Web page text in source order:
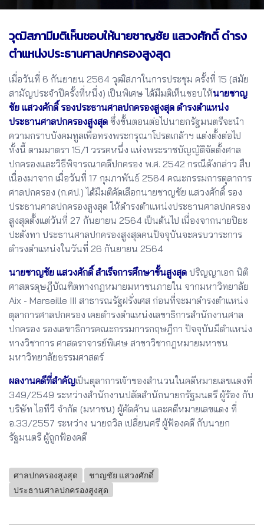
วุฒิสภามีมติเห็นชอบให้นายชาญชัย แสวงศักดิ์ ดำรง
ตำแหน่งประธานศาลปกครองสูงสุด
เมื่อวันที่ 6 กันยายน 2564 วุฒิสภาในการประชุม ครั้งที่ 15 (สมัย
สามัญประจำปีครั้งที่หนึ่ง) เป็นพิเศษ ได้มีมติเห็นชอบให้นายชาญ
ชัย แสวงศักดิ์ รองประธานศาลปกครองสูงสุด ดำรงตำแหน่ง
ประธานศาลปกครองสูงสุด ซึ่งขั้นตอนต่อไปนายกรัฐมนตรีจะนำ
ความกราบบังคมทูลเพื่อทรงพระกรุณาโปรดเกล้าฯ แต่งตั้งต่อไป
ทั้งนี้ ตามมาตรา 15/1 วรรคหนึ่ง แห่งพระราชบัญญัติจัดตั้งศาล
ปกครองและวิธีพิจารณาคดีปกครอง พ.ศ. 2542 กรณีดังกล่าว สืบ
เนื่องมาจาก เมื่อวันที่ 17 กุมภาพันธ์ 2564 คณะกรรมการตุลาการ
ศาลปกครอง (ก.ศป.) ได้มีมติคัดเลือกนายชาญชัย แสวงศักดิ์ รอง
ประธานศาลปกครองสูงสุด ให้ดำรงตำแหน่งประธานศาลปกครอง
สูงสุดตั้งแต่วันที่ 27 กันยายน 2564 เป็นต้นไป เนื่องจากนายปิยะ
ปะตังทา ประธานศาลปกครองสูงสุดคนปัจจุบันจะครบวาระการ
ดำรงตำแหน่งในวันที่ 26 กันยายน 2564
นายชาญชัย แสวงศักดิ์ สำเร็จการศึกษาขั้นสูงสุด ปริญญาเอก นิติ
ศาสตรดุษฎีบัณฑิตทางกฎหมายมหาชนภายใน จากมหาวิทยาลัย
Aix - Marseille III สาธารณรัฐฝรั่งเศส ก่อนที่จะมาดำรงตำแหน่ง
ตุลาการศาลปกครอง เคยดำรงตำแหน่งเลขาธิการสำนักงานศาล
ปกครอง รองเลขาธิการคณะกรรมการกฤษฎีกา ปัจจุบันมีตำแหน่ง
ทางวิชาการ ศาสตราจารย์พิเศษ สาขาวิชากฎหมายมหาชน
มหาวิทยาลัยธรรมศาสตร์
ผลงานคดีที่สำคัญเป็นตุลาการเจ้าของสำนวนในคดีหมายเลขแดงที่
349/2549 ระหว่างสำนักงานปลัดสำนักนายกรัฐมนตรี ผู้ร้อง กับ
บริษัท ไอทีวี จำกัด (มหาชน) ผู้คัดค้าน และคดีหมายเลขแดง ที่
อ.33/2557 ระหว่าง นายถวิล เปลี่ยนศรี ผู้ฟ้องคดี กับนายก
รัฐมนตรี ผู้ถูกฟ้องคดี
ศาลปกครองสูงสุด
ชาญชัย แสวงศักดิ์
ประธานศาลปกครองสูงสุด